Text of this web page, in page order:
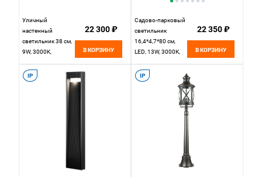
Уличный
настенный
светильник 38 см,
9W, 3000K,
4827-1W, черный
22 300 ₽
В КОРЗИНУ
Садово-парковый
светильник
16,4*4,7*80 см,
LED, 13W, 3000К,
O444FL-L13GF3K2
серый
22 350 ₽
В КОРЗИНУ
IP IP